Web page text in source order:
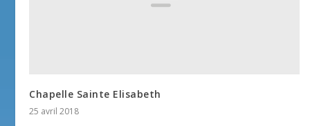
Chapelle Sainte Elisabeth
25 avril 2018